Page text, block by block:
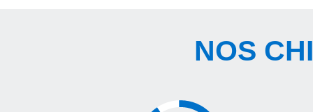
NOS